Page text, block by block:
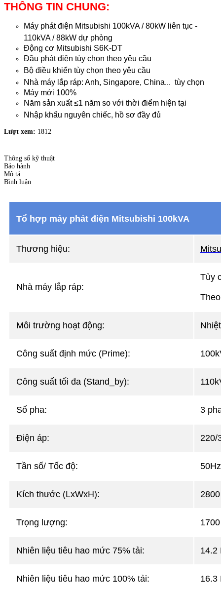
THÔNG TIN CHUNG:
Máy phát điện Mitsubishi 100kVA / 80kW liên tục -
110kVA / 88kW dự phòng
Động cơ Mitsubishi S6K-DT
Đầu phát điện tùy chọn theo yêu cầu
Bộ điều khiển tùy chọn theo yêu cầu
Nhà máy lắp ráp: Anh, Singapore, China... tùy chọn
Máy mới 100%
Năm sản xuất≤1 năm so với thời điểm hiện tại
Nhập khẩu nguyên chiếc, hồ sơ đầy đủ
Lượt xem: 1812
Thông số kỹ thuật
Bảo hành
Mô tả
Bình luận
Tổ hợp máy phát điện Mitsubishi 100kVA
Thương hiệu:
Nhà máy lắp ráp:
Tùy
Môi trường hoạt động:
Công suất định mức (Prime):
Công suất tối đa (Stand_by):
Số pha: 3
Điện áp: 220/
Tần số/ Tốc độ:
Kích thước (LxWxH):
Trọng lượng:
Nhiên liệu tiêu hao mức 75% tải: 14.2
Nhiên liệu tiêu hao mức 100% tải: 16.3